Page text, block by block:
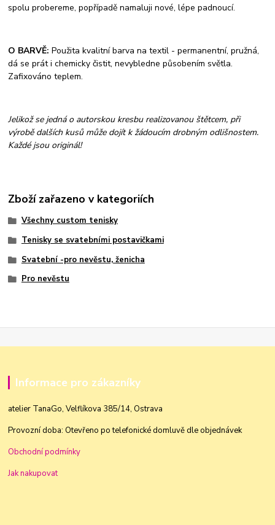
spolu probereme, popřípadě namaluji nové, lépe padnoucí.
O BARVĚ: Použita kvalitní barva na textil - permanentní, pružná,
dá se prát i chemicky čistit, nevybledne působením světla.
Zafixováno teplem.
Jelikož se jedná o autorskou kresbu realizovanou štětcem, při
výrobě dalších kusů může dojít k žádoucím drobným odlišnostem.
Každé jsou originál!
Zboží zařazeno v kategoriích
Všechny custom tenisky
Tenisky se svatebními postavičkami
Svatební -pro nevěstu, ženicha
Pro nevěstu
Informace pro zákazníky
atelier TanaGo, Velflíkova 385/14, Ostrava
Provozní doba: Otevřeno po telefonické domluvě dle objednávek
Obchodní podmínky
Jak nakupovat